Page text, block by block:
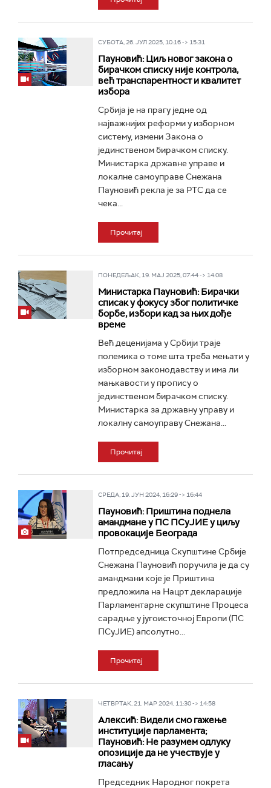
СУБОТА, 26. ЈУЛ 2025, 10:16 -> 15:31
Пауновић: Циљ новог закона о
бирачком списку није контрола,
већ транспарентност и квалитет
избора
Србија је на прагу једне од
најважнијих реформи у изборном
систему, измени Закона о
јединственом бирачком списку.
Министарка државне управе и
локалне самоуправе Снежана
Пауновић рекла је за РТС да се
чека...
Прочитај
ПОНЕДЕЉАК, 19. МАЈ 2025, 07:44 -> 14:08
Министарка Пауновић: Бирачки
списак у фокусу због политичке
борбе, избори кад за њих дође
време
Већ деценијама у Србији траје
полемика о томе шта треба мењати у
изборном законодавству и има ли
мањкавости у пропису о
јединственом бирачком списку.
Министарка за државну управу и
локалну самоуправу Снежана...
Прочитај
СРЕДА, 19. ЈУН 2024, 16:29 -> 16:44
Пауновић: Приштина поднела
амандмане у ПС ПСуЈИЕ у циљу
провокације Београда
Потпредседница Скупштине Србије
Снежана Пауновић поручила је да су
амандмани које је Приштина
предложила на Нацрт декларације
Парламентарне скупштине Процеса
сарадње у југоисточној Европи (ПС
ПСуЈИЕ) апсолутно...
Прочитај
ЧЕТВРТАК, 21. МАР 2024, 11:30 -> 14:58
Алексић: Видели смо гажење
институције парламента;
Пауновић: Не разумем одлуку
опозиције да не учествује у
гласању
Председник Народног покрета